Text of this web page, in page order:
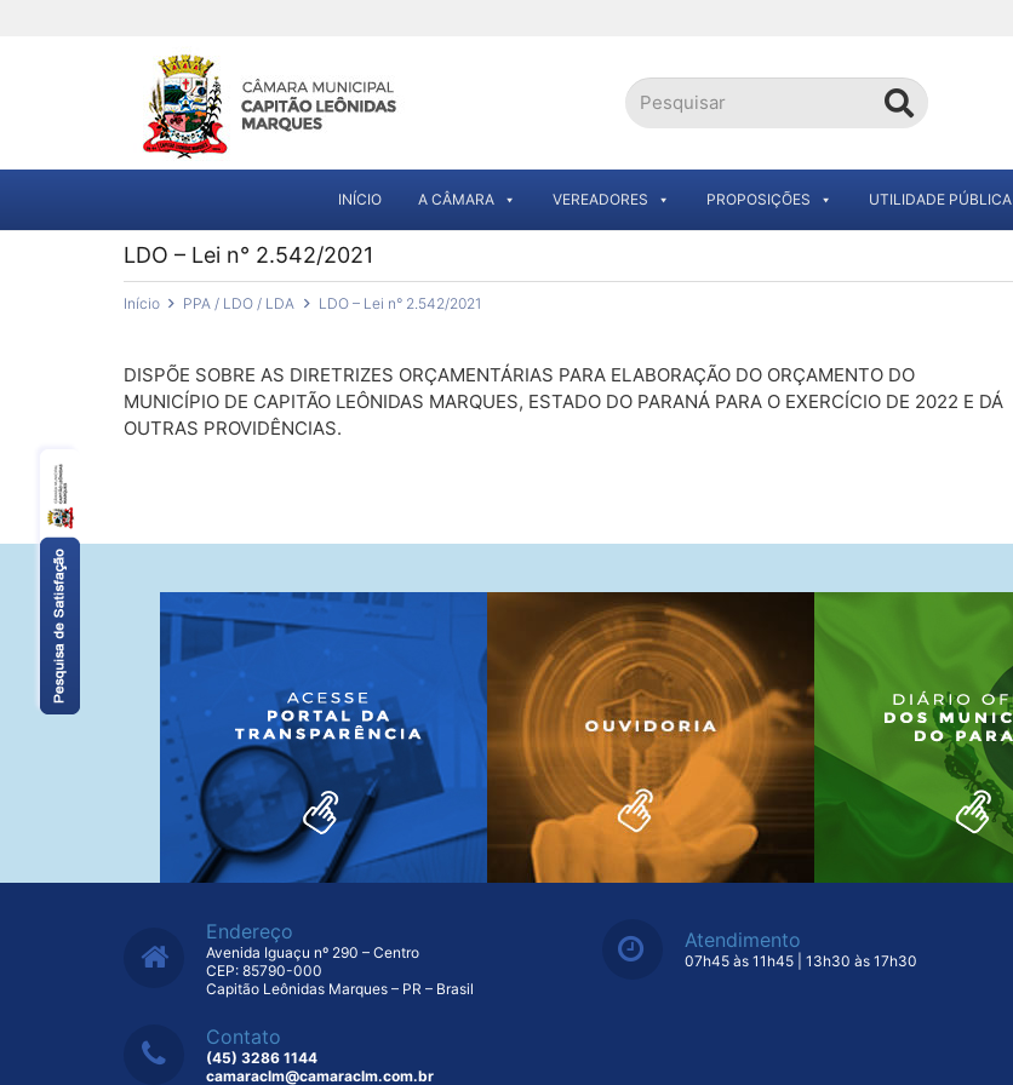
INÍCIO A CÂMARA VEREADORES PROPOSIÇÕES UTILIDADE PÚBLICA
LDO – Lei n° 2.542/2021
Início PPA / LDO / LDA LDO – Lei n° 2.542/2021
DISPÕE SOBRE AS DIRETRIZES ORÇAMENTÁRIAS PARA ELABORAÇÃO DO ORÇAMENTO DO
MUNICÍPIO DE CAPITÃO LEÔNIDAS MARQUES, ESTADO DO PARANÁ PARA O EXERCÍCIO DE 2022 E DÁ
OUTRAS PROVIDÊNCIAS.
Endereço
Avenida Iguaçu nº 290 – Centro
CEP: 85790-000
Capitão Leônidas Marques – PR – Brasil
Contato
(45) 3286 1144
camaraclm@camaraclm.com.br
Atendimento
07h45 às 11h45 | 13h30 às 17h30